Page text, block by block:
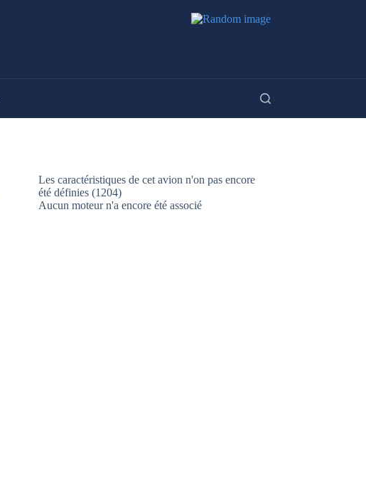
Les caractéristiques de cet avion n'on pas encore
été définies (1204)
Aucun moteur n'a encore été associé